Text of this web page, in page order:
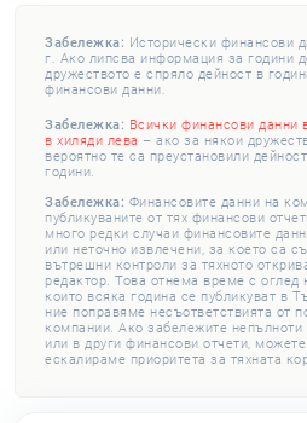
Забележка: Исторически финансови
г. Ако липсва информация за години
дружеството е спряло дейност в
финансови данни.
Забележка: Всички финансови данни
в хиляди лева – ако за някои
вероятно те са преустановили
години.
Забележка: Финансовите данни на
публикуваните от тях финансови
много редки случаи финансовите
или неточно извлечени, за което са
вътрешни контроли за тяхното
редактор. Това отнема време с оглед
които всяка година се публикуват в
ние поправяме несъответствията от
компании. Ако забележите
или в други финансови отчети,
ескалираме приоритета за тяхната